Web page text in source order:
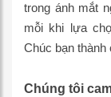
trong ánh mắt
mỗi khi lựa
Chúc bạn thành
Chúng tôi